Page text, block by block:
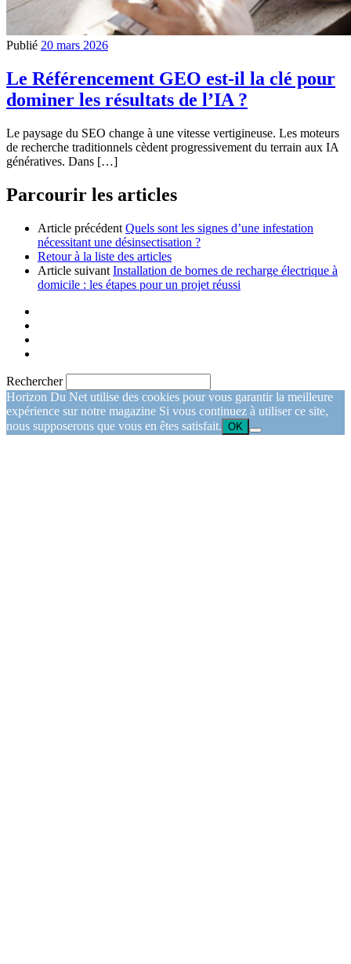
Publié 20 mars 2026
Le Référencement GEO est-il la clé pour
dominer les résultats de l’IA ?
Le paysage du SEO change à une vitesse vertigineuse. Les moteurs
de recherche traditionnels cèdent progressivement du terrain aux IA
génératives. Dans […]
Parcourir les articles
Article précédent Quels sont les signes d’une infestation
nécessitant une désinsectisation ?
Retour à la liste des articles
Article suivant Installation de bornes de recharge électrique à
domicile : les étapes pour un projet réussi
Rechercher
Horizon Du Net utilise des cookies pour vous garantir la meilleure
expérience sur notre magazine Si vous continuez à utiliser ce site,
nous supposerons que vous en êtes satisfait. OK